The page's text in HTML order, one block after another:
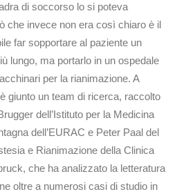
di soccorso lo si poteva
che invece non era così chiaro è il
far sopportare al paziente un
lungo, ma portarlo in un ospedale
per la rianimazione. A
giunto un team di ricerca, raccolto
dell’Istituto per la Medicina
dell’EURAC e Peter Paal del
e Rianimazione della Clinica
che ha analizzato la letteratura
oltre a numerosi casi di studio in